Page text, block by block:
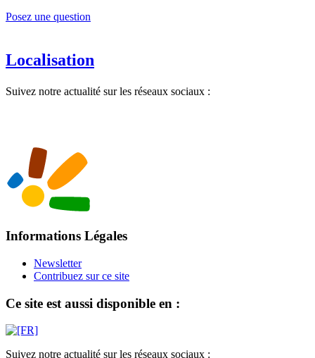
Posez une question
Localisation
Suivez notre actualité sur les réseaux sociaux :
Informations Légales
Newsletter
Contribuez sur ce site
Ce site est aussi disponible en :
Suivez notre actualité sur les réseaux sociaux :